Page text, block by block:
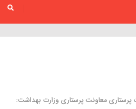
معاونت پرستاری وزارت بهداشت: